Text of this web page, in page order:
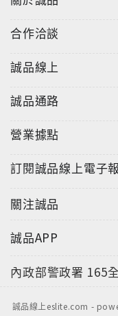
買──
你，
在那之後，才會把
行──
在日本搭電梯有個不
按著開門鍵，
踏進中古黑膠唱片
別以為買唱片的都
合作洽談
誠品線上
誠品通路
營業據點
訂閱誠品線上電子報
關注誠品
誠品APP
內政部警政署 165
誠品線上eslite.com -